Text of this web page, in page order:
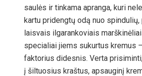
saulės ir tinkama apranga, kuri
kartu pridengtų odą nuo spindulių,
laisvais ilgarankoviais
specialiai jiems sukurtus kremus
faktorius didesnis. Verta
į šiltuosius kraštus, apsauginį